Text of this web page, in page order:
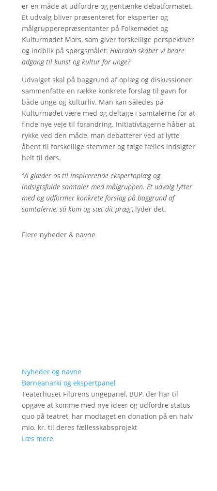
er en måde at udfordre og gentænke debatformatet.
Et udvalg bliver præsenteret for eksperter og
målgrupperepræsentanter på Folkemødet og
Kulturmødet Mors, som giver forskellige perspektiver
og indblik på spørgsmålet: Hvordan skaber vi bedre
adgang til kunst og kultur for unge?
Udvalget skal på baggrund af oplæg og diskussioner
sammenfatte en række konkrete forslag til gavn for
både unge og kulturliv. Man kan således på
Kulturmødet være med og deltage i samtalerne for at
finde nye veje til forandring. Initiativtagerne håber at
rykke ved den måde, man debatterer ved at lytte
åbent til forskellige stemmer og følge fælles indsigter
helt til dørs.
’Vi glæder os til inspirerende ekspertoplæg og
indsigtsfulde samtaler med målgruppen. Et udvalg lytter
med og udformer konkrete forslag på baggrund af
samtalerne, så kom og sæt dit præg’, lyder det.
Flere nyheder & navne
Nyheder og navne
Børneanarki og ekspertpanel
Teaterhuset Filurens ungepanel, BUP, der har til
opgave at komme med nye ideer og udfordre status
quo på teatret, har modtaget en donation på en halv
mio. kr. til deres fællesskabsprojekt
Læs mere